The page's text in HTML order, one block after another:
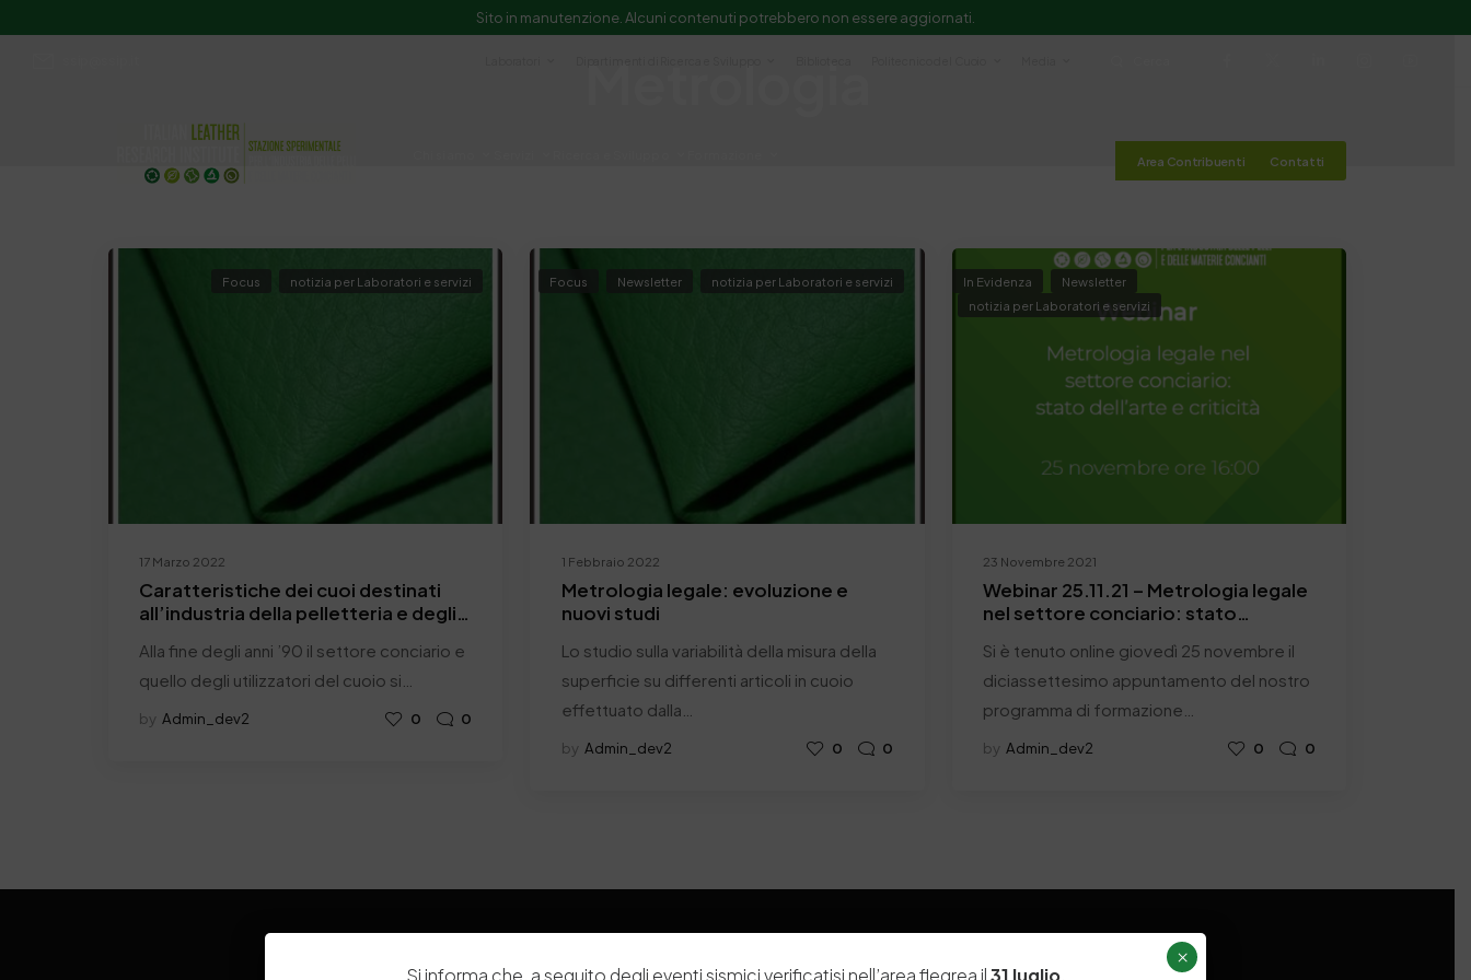
Sito in manutenzione. Alcuni contenuti potrebbero non essere aggiornati.
Area Contribuenti Contatti
17 Marzo 2022
Focus notizia per Laboratori e servizi
Caratteristiche dei cuoi destinati
all’industria della pelletteria e degli
Alla fine degli anni ’90 il settore conciario e
quello degli utilizzatori del cuoio si…
by Admin_dev2 0 0
1 Febbraio 2022
Focus Newsletter notizia per Laboratori e servizi
Metrologia legale: evoluzione e
nuovi studi
Lo studio sulla variabilità della misura della
superficie su differenti articoli in cuoio
effettuato dalla…
by Admin_dev2 0 0
23 Novembre 2021
In Evidenza
Newsletter
notizia per Laboratori e servizi
Webinar 25.11.21 – Metrologia legale
nel settore conciario: stato
Si è tenuto online giovedì 25 novembre il
diciassettesimo appuntamento del nostro
programma di formazione…
by Admin_dev2 0 0
Si informa che, a seguito degli eventi sismici verificatisi nell’area flegrea il31 luglio,
×